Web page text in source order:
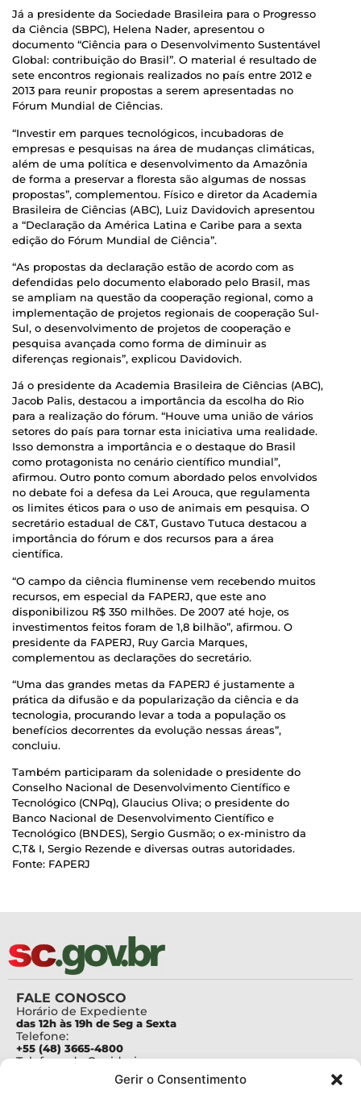
Gerir o Consentimento
Já a presidente da Sociedade Brasileira para o Progresso
da Ciência (SBPC), Helena Nader, apresentou o
documento “Ciência para o Desenvolvimento Sustentável
Global: contribuição do Brasil”. O material é resultado de
sete encontros regionais realizados no país entre 2012 e
2013 para reunir propostas a serem apresentadas no
Fórum Mundial de Ciências.
“Investir em parques tecnológicos, incubadoras de
empresas e pesquisas na área de mudanças climáticas,
além de uma política e desenvolvimento da Amazônia
de forma a preservar a floresta são algumas de nossas
propostas”, complementou. Físico e diretor da Academia
Brasileira de Ciências (ABC), Luiz Davidovich apresentou
a “Declaração da América Latina e Caribe para a sexta
edição do Fórum Mundial de Ciência”.
“As propostas da declaração estão de acordo com as
defendidas pelo documento elaborado pelo Brasil, mas
se ampliam na questão da cooperação regional, como a
implementação de projetos regionais de cooperação Sul-
Sul, o desenvolvimento de projetos de cooperação e
pesquisa avançada como forma de diminuir as
diferenças regionais”, explicou Davidovich.
Já o presidente da Academia Brasileira de Ciências (ABC),
Jacob Palis, destacou a importância da escolha do Rio
para a realização do fórum. “Houve uma união de vários
setores do país para tornar esta iniciativa uma realidade.
Isso demonstra a importância e o destaque do Brasil
como protagonista no cenário científico mundial”,
afirmou. Outro ponto comum abordado pelos envolvidos
no debate foi a defesa da Lei Arouca, que regulamenta
os limites éticos para o uso de animais em pesquisa. O
secretário estadual de C&T, Gustavo Tutuca destacou a
importância do fórum e dos recursos para a área
científica.
“O campo da ciência fluminense vem recebendo muitos
recursos, em especial da FAPERJ, que este ano
disponibilizou R$ 350 milhões. De 2007 até hoje, os
investimentos feitos foram de 1,8 bilhão”, afirmou. O
presidente da FAPERJ, Ruy Garcia Marques,
complementou as declarações do secretário.
“Uma das grandes metas da FAPERJ é justamente a
prática da difusão e da popularização da ciência e da
tecnologia, procurando levar a toda a população os
benefícios decorrentes da evolução nessas áreas”,
concluiu.
Também participaram da solenidade o presidente do
Conselho Nacional de Desenvolvimento Científico e
Tecnológico (CNPq), Glaucius Oliva; o presidente do
Banco Nacional de Desenvolvimento Científico e
Tecnológico (BNDES), Sergio Gusmão; o ex-ministro da
C,T& I, Sergio Rezende e diversas outras autoridades.
Fonte: FAPERJ
FALE CONOSCO
Horário de Expediente
das 12h às 19h de Seg a Sexta
Telefone:
+55 (48) 3665-4800
Telefone da Ouvidoria